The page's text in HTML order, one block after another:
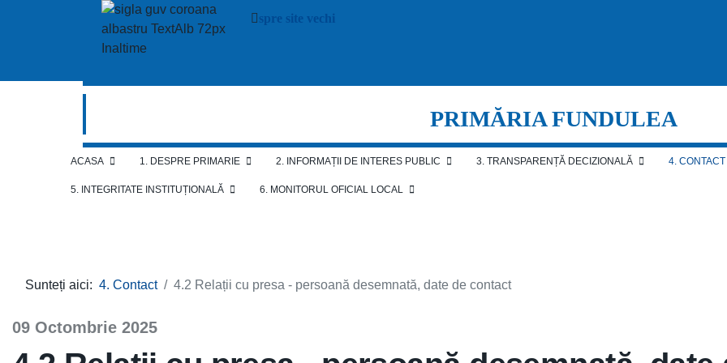
spre site vechi
PRIMĂRIA FUNDULEA
ACASA 1. DESPRE PRIMARIE 2. INFORMAȚII DE INTERES PUBLIC 3. TRANSPARENȚĂ DECIZIONALĂ 4. CONTACT
5. INTEGRITATE INSTITUȚIONALĂ 6. MONITORUL OFICIAL LOCAL
Sunteți aici: 4. Contact 4.2 Relații cu presa - persoană desemnată, date de contact
09 Octombrie 2025